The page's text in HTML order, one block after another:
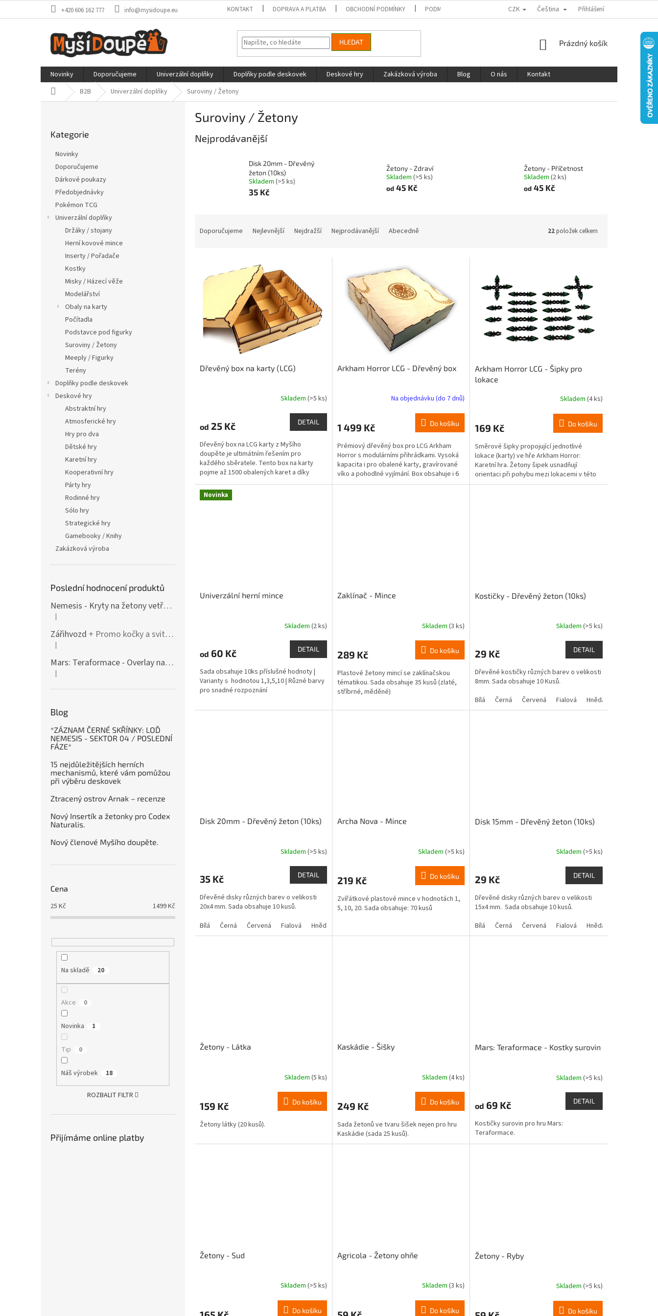
+420 606 162 777 info@mysidoupe.eu KONTAKT DOPRAVA A PLATBA OBCHODNÍ PODMÍNKY PODMÍNKY OCHRANY OSOBNÍCH ÚDAJŮ REKLAMACE A VRÁCENÍ ZBOŽÍ
CZK Čeština Přihlášení
HLEDAT
NÁKUPNÍ
Prázdný košík
Novinky Doporučujeme Univerzální doplňky Doplňky podle deskovek Deskové hry Zakázková výroba Blog O nás
Kontakt
Domů B2B Univerzální doplňky Suroviny / Žetony
kategorie
Kategorie
Novinky
Doporučujeme
Dárkové poukazy
Předobjednávky
Pokémon TCG
Univerzální doplňky
Držáky / stojany
Herní kovové mince
Inserty / Pořadače
Kostky
Misky / Házecí věže
Modelářství
Obaly na karty
Počítadla
Podstavce pod figurky
Suroviny / Žetony
Meeply / Figurky
Terény
Doplňky podle deskovek
Deskové hry
Abstraktní hry
Atmosferické hry
Hry pro dva
Dětské hry
Karetní hry
Kooperativní hry
Párty hry
Rodinné hry
Sólo hry
Strategické hry
Gamebooky / Knihy
Zakázková výroba
Poslední hodnocení produktů
Nemesis - Kryty na žetony vetřelců (varianty i pro rozšíření / Lockdown)
Hodnocení produktu je 4 z 5 hvězdiček.
|
Zářihvozd + Promo kočky a svitolam
Hodnocení produktu je 5 z 5 hvězdiček.
|
Mars: Teraformace - Overlay na destičky kolonií
Hodnocení produktu je 5 z 5 hvězdiček.
|
Blog
*ZÁZNAM ČERNÉ SKŘÍNKY: LOĎ
NEMESIS - SEKTOR 04 / POSLEDNÍ
FÁZE*
15 nejdůležitějších herních
mechanismů, které vám pomůžou
při výběru deskovek
Ztracený ostrov Arnak – recenze
Nový Insertík a žetonky pro Codex
Naturalis.
Nový členové Myšího doupěte.
Cena
25 Kč 1499Kč
Na skladě 20
Akce 0
Novinka 1
Tip 0
Náš výrobek 18
ROZBALIT FILTR
Přijímáme online platby
Suroviny / Žetony
Nejprodávanější
Disk 20mm - Dřevěný
žeton (10ks)
Skladem (>5 ks)
35 Kč
Žetony - Zdraví
Skladem (>5 ks)
od45 Kč
Žetony - Příčetnost
Skladem (2 ks)
od45 Kč
Doporučujeme Nejlevnější Nejdražší Nejprodávanější Abecedně 22položek celkem
Dřevěný box na karty (LCG)
Skladem (>5 ks)
od 25 Kč DETAIL
Dřevěný box na LCG karty z Myšího
doupěte je ultimátním řešením pro
každého sběratele. Tento box na karty
pojme až 1500 obalených karet a díky
Arkham Horror LCG - Dřevěný box
Na objednávku (do 7 dnů)
1 499 Kč Do košíku
Prémiový dřevěný box pro LCG Arkham
Horror s modulárními přihrádkami. Vysoká
kapacita i pro obalené karty, gravírované
víko a pohodlné vyjímání. Box obsahuje i 6
dřevěných...
Arkham Horror LCG - Šipky pro
lokace
je
z
5
hvězdiček.
Skladem (4 ks)
169 Kč Do košíku
Směrové šipky propojující jednotlivé
lokace (karty) ve hře Arkham Horror:
Karetní hra. Žetony šipek usnadňují
orientaci při pohybu mezi lokacemi v této
karetní hře. Sada...
Novinka
Univerzální herní mince
Skladem (2 ks)
od 60 Kč DETAIL
Sada obsahuje 10ks příslušné hodnoty |
Varianty s hodnotou 1,3,5,10 | Různé barvy
pro snadné rozpoznání
Zaklínač - Mince
je
z
5
hvězdiček.
Skladem (3 ks)
289 Kč Do košíku
Plastové žetony mincí se zaklínačskou
tématikou. Sada obsahuje 35 kusů (zlaté,
stříbrné, měděné)
Kostičky - Dřevěný žeton (10ks)
je
z
5
Skladem (>5 ks)
29 Kč DETAIL
Dřevěné kostičky různých barev o velikosti
8mm. Sada obsahuje 10 Kusů.
Bílá
Černá Červená Fialová Hnědá
Disk 20mm - Dřevěný žeton (10ks)
je
z
5
Skladem (>5 ks)
35 Kč DETAIL
Dřevěné disky různých barev o velikosti
20x4 mm. Sada obsahuje 10 kusů.
Bílá
Černá Červená Fialová Hnědá
Archa Nova - Mince
je
z
5
Skladem (>5 ks)
219 Kč Do košíku
Zvířátkové plastové mince v hodnotách 1,
5, 10, 20. Sada obsahuje: 70 kusů
Disk 15mm - Dřevěný žeton (10ks)
je
z
5
Skladem (>5 ks)
29 Kč DETAIL
Dřevěné disky různých barev o velikosti
15x4 mm. Sada obsahuje 10 kusů.
Bílá
Černá Červená Fialová Hnědá
Žetony - Látka
Skladem (5 ks)
159 Kč Do košíku
Žetony látky (20 kusů).
Kaskádie - Šišky
je
z
5
hvězdiček.
Skladem (4 ks)
249 Kč Do košíku
Sada žetonů ve tvaru šišek nejen pro hru
Kaskádie (sada 25 kusů).
Mars: Teraformace - Kostky surovin
Skladem (>5 ks)
od 69 Kč DETAIL
Kostičky surovin pro hru Mars:
Teraformace.
Žetony - Sud
Skladem (>5 ks)
Do košíku
Agricola - Žetony ohňe
Skladem (3 ks)
Do košíku
Žetony - Ryby
Skladem (>5 ks)
Do košíku